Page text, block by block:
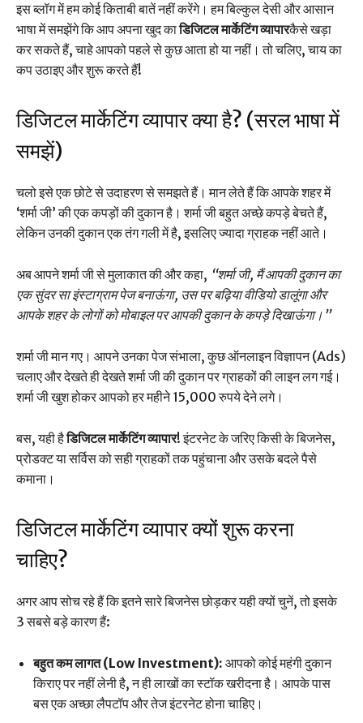
इस ब्लॉग में हम कोई किताबी बातें नहीं करेंगे। हम बिल्कुल देसी और आसान
भाषा में समझेंगे कि आप अपना खुद काडिजिटल मार्केटिंग व्यापारकैसे खड़ा
कर सकते हैं, चाहे आपको पहले से कुछ आता हो या नहीं। तो चलिए, चाय का
कप उठाइए और शुरू करते हैं!
डिजिटल मार्केटिंग व्यापार क्या है? (सरल भाषा में
समझें)
चलो इसे एक छोटे से उदाहरण से समझते हैं। मान लेते हैं कि आपके शहर में
‘शर्मा जी’ की एक कपड़ों की दुकान है। शर्मा जी बहुत अच्छे कपड़े बेचते हैं,
लेकिन उनकी दुकान एक तंग गली में है, इसलिए ज्यादा ग्राहक नहीं आते।
अब आपने शर्मा जी से मुलाकात की और कहा, “शर्मा जी, मैं आपकी दुकान का
एक सुंदर सा इंस्टाग्राम पेज बनाऊंगा, उस पर बढ़िया वीडियो डालूंगा और
आपके शहर के लोगों को मोबाइल पर आपकी दुकान के कपड़े दिखाऊंगा।”
शर्मा जी मान गए। आपने उनका पेज संभाला, कुछ ऑनलाइन विज्ञापन (Ads)
चलाए और देखते ही देखते शर्मा जी की दुकान पर ग्राहकों की लाइन लग गई।
शर्मा जी खुश होकर आपको हर महीने 15,000 रुपये देने लगे।
बस, यही हैडिजिटल मार्केटिंग व्यापार! इंटरनेट के जरिए किसी के बिजनेस,
प्रोडक्ट या सर्विस को सही ग्राहकों तक पहुंचाना और उसके बदले पैसे
कमाना।
डिजिटल मार्केटिंग व्यापार क्यों शुरू करना
चाहिए?
अगर आप सोच रहे हैं कि इतने सारे बिजनेस छोड़कर यही क्यों चुनें, तो इसके
3 सबसे बड़े कारण हैं:
बहुत कम लागत (Low Investment): आपको कोई महंगी दुकान
किराए पर नहीं लेनी है, न ही लाखों का स्टॉक खरीदना है। आपके पास
बस एक अच्छा लैपटॉप और तेज इंटरनेट होना चाहिए।